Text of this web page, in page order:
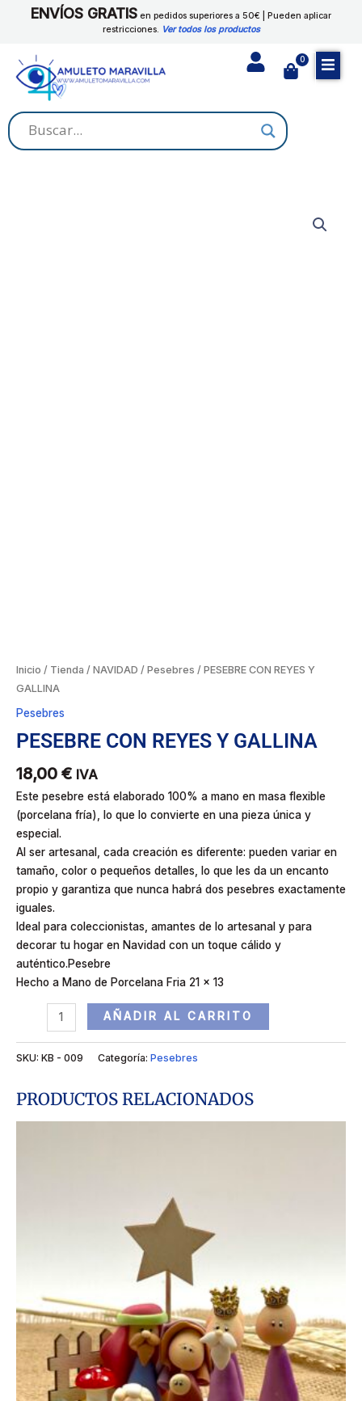
ENVÍOS GRATIS en pedidos superiores a 50€ | Pueden aplicar
restricciones. Ver todos los productos
0
Cart
Inicio / Tienda / NAVIDAD / Pesebres / PESEBRE CON REYES Y
GALLINA
Pesebres
PESEBRE CON REYES Y GALLINA
18,00 € IVA
Este pesebre está elaborado 100% a mano en masa flexible
(porcelana fría), lo que lo convierte en una pieza única y
especial.
Al ser artesanal, cada creación es diferente: pueden variar en
tamaño, color o pequeños detalles, lo que les da un encanto
propio y garantiza que nunca habrá dos pesebres exactamente
iguales.
Ideal para coleccionistas, amantes de lo artesanal y para
decorar tu hogar en Navidad con un toque cálido y
auténtico.Pesebre
Hecho a Mano de Porcelana Fria 21 x 13
AÑADIR AL CARRITO
SKU: KB - 009 Categoría: Pesebres
PRODUCTOS RELACIONADOS
cantidad